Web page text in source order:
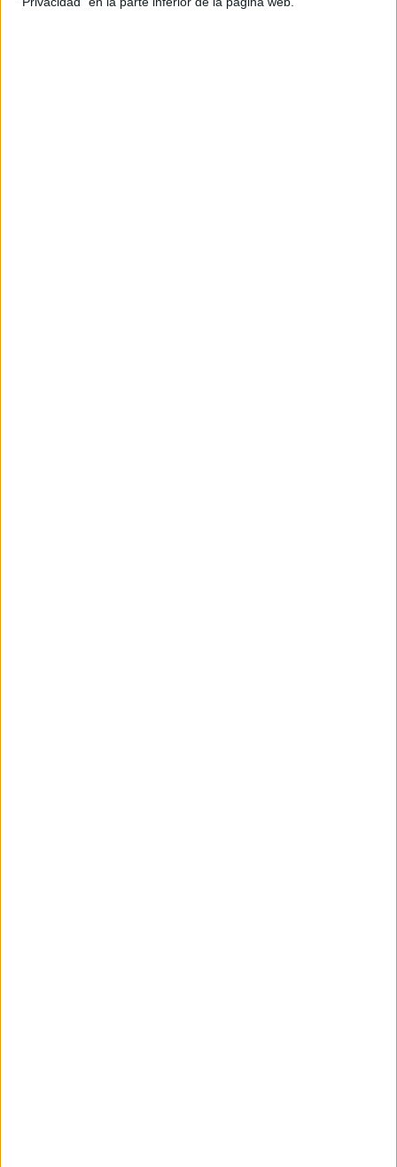
a la hora clave para dar elascenso a Segunda División